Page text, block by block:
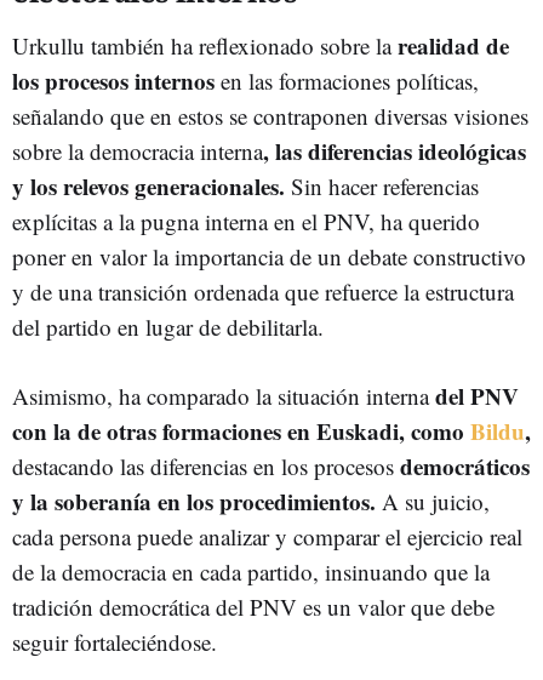
Urkullu también ha reflexionado sobre larealidad de
los procesos internos en las formaciones políticas,
señalando que en estos se contraponen diversas visiones
sobre la democracia interna, las diferencias ideológicas
y los relevos generacionales. Sin hacer referencias
explícitas a la pugna interna en el PNV, ha querido
poner en valor la importancia de un debate constructivo
y de una transición ordenada que refuerce la estructura
del partido en lugar de debilitarla.
Asimismo, ha comparado la situación internadel PNV
con la de otras formaciones en Euskadi, como Bildu,
destacando las diferencias en los procesos democráticos
y la soberanía en los procedimientos. A su juicio,
cada persona puede analizar y comparar el ejercicio real
de la democracia en cada partido, insinuando que la
tradición democrática del PNV es un valor que debe
seguir fortaleciéndose.